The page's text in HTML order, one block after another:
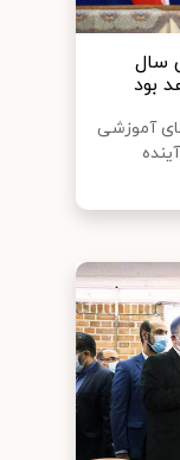
سال
بود
‌آموزشی